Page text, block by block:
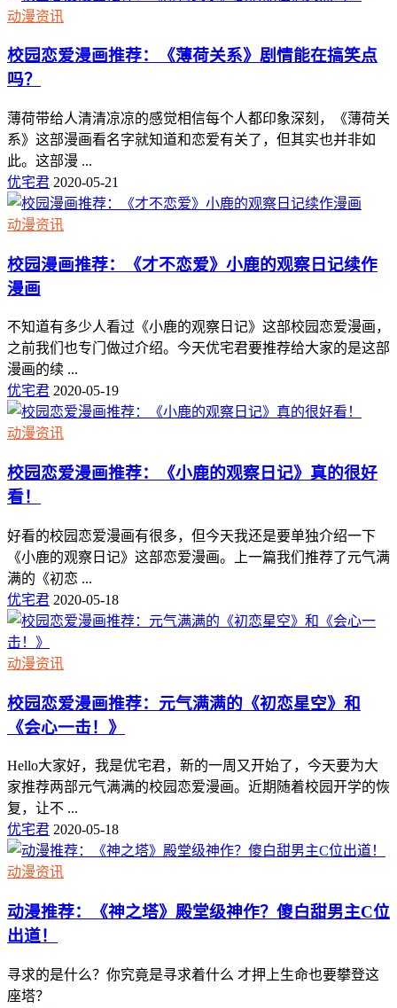
动漫资讯
校园恋爱漫画推荐：《薄荷关系》剧情能在搞笑点
吗？
薄荷带给人清清凉凉的感觉相信每个人都印象深刻，《薄荷关
系》这部漫画看名字就知道和恋爱有关了，但其实也并非如
此。这部漫 ...
优宅君 2020-05-21
动漫资讯
校园漫画推荐：《才不恋爱》小鹿的观察日记续作
漫画
不知道有多少人看过《小鹿的观察日记》这部校园恋爱漫画，
之前我们也专门做过介绍。今天优宅君要推荐给大家的是这部
漫画的续 ...
优宅君 2020-05-19
动漫资讯
校园恋爱漫画推荐：《小鹿的观察日记》真的很好
看！
好看的校园恋爱漫画有很多，但今天我还是要单独介绍一下
《小鹿的观察日记》这部恋爱漫画。上一篇我们推荐了元气满
满的《初恋 ...
优宅君 2020-05-18
动漫资讯
校园恋爱漫画推荐：元气满满的《初恋星空》和
《会心一击！》
Hello大家好，我是优宅君，新的一周又开始了，今天要为大
家推荐两部元气满满的校园恋爱漫画。近期随着校园开学的恢
复，让不 ...
优宅君 2020-05-18
动漫资讯
动漫推荐：《神之塔》殿堂级神作？傻白甜男主C位
出道！
寻求的是什么？你究竟是寻求着什么 才押上生命也要攀登这
座塔？